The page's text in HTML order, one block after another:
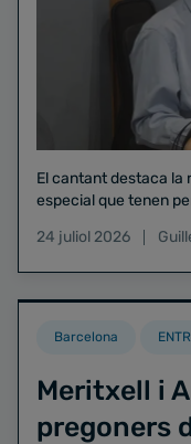
El cantant destaca la
especial que tenen
24 juliol 2026
Barcelona
Meritxell i
pregoners